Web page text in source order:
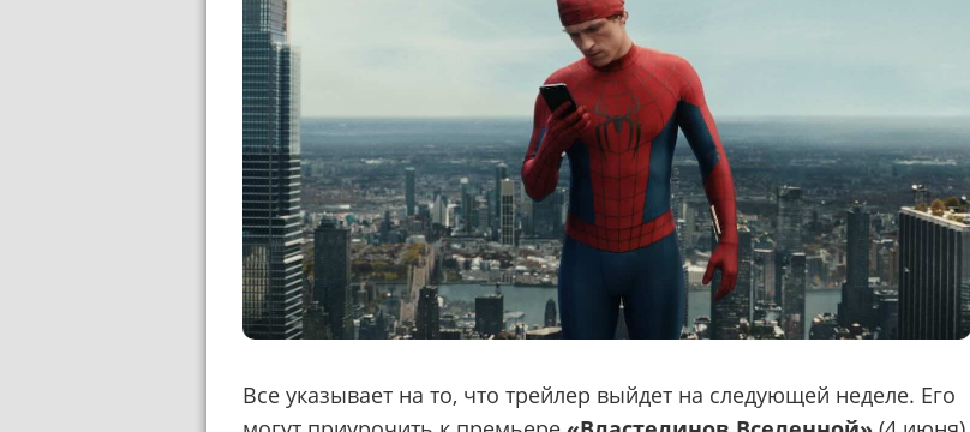
Все указывает на то, что трейлер выйдет на следующей неделе. Его